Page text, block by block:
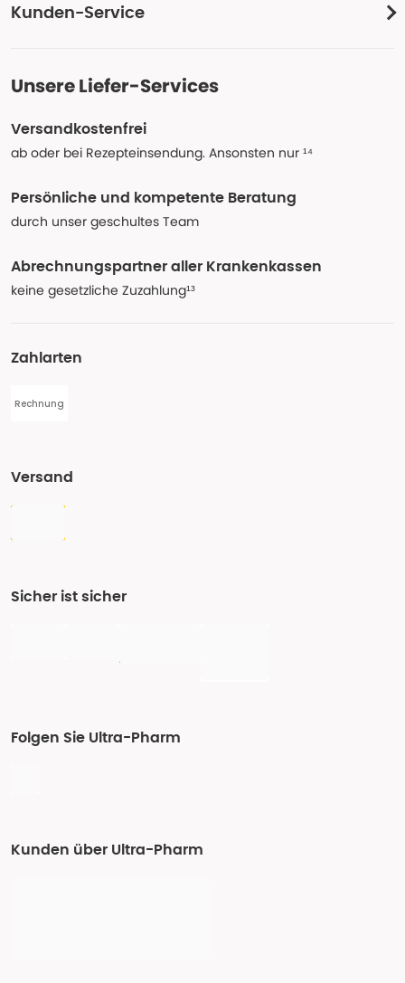
Kunden-Service
Unsere Liefer-Services
Versandkostenfrei
ab oder bei Rezepteinsendung. Ansonsten nur ¹⁴
Persönliche und kompetente Beratung
durch unser geschultes Team
Abrechnungspartner aller Krankenkassen
keine gesetzliche Zuzahlung¹³
Zahlarten
Rechnung
Versand
Sicher ist sicher
Folgen Sie Ultra-Pharm
Kunden über Ultra-Pharm